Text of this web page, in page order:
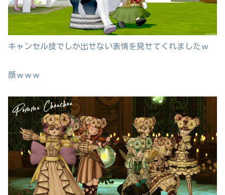
キャンセル技でしか出せない表情を見せてくれましたｗ
顔ｗｗｗ